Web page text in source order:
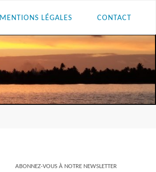
MENTIONS LÉGALES CONTACT
ABONNEZ-VOUS À NOTRE NEWSLETTER